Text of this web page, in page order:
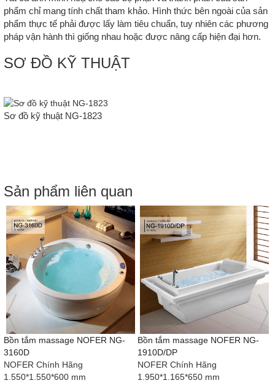
phẩm chỉ mang tính chất tham khảo. Hình thức bên ngoài của sản
phẩm thực tế phải được lấy làm tiêu chuẩn, tuy nhiên các phương
pháp vận hành thì giống nhau hoặc được nâng cấp hiện đại hơn.
SƠ ĐỒ KỸ THUẬT
Sơ đồ kỹ thuật NG-1823
Sản phẩm liên quan
Bồn tắm massage NG-1707D/
1707DP
NOFER Chính Hãng
1.700*800*600 mm
Bồn tắm massage NOFER NG-
1678D/1678DP
NOFER Chính Hãng
1800*950*680 mm